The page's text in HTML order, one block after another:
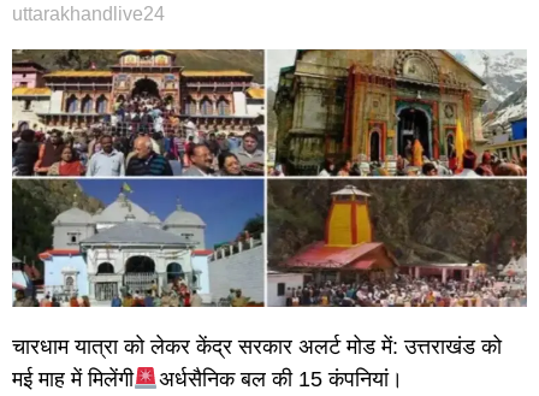
uttarakhandlive24
चारधाम यात्रा को लेकर केंद्र सरकार अलर्ट मोड में: उत्तराखंड को
मई माह में मिलेंगी
अर्धसैनिक बल की 15 कंपनियां।